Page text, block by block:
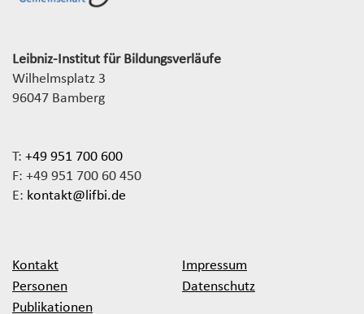
Leibniz-Institut für Bildungsverläufe
Wilhelmsplatz 3
96047 Bamberg
T: +49 951 700 600
F: +49 951 700 60 450
E: kontakt@lifbi.de
Kontakt
Personen
Publikationen
Impressum
Datenschutz